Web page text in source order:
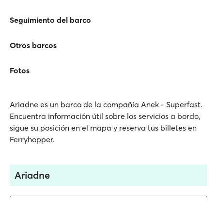
Seguimiento del barco
Otros barcos
Fotos
Ariadne es un barco de la compañía Anek - Superfast.
Encuentra información útil sobre los servicios a bordo,
sigue su posición en el mapa y reserva tus billetes en
Ferryhopper.
Ariadne